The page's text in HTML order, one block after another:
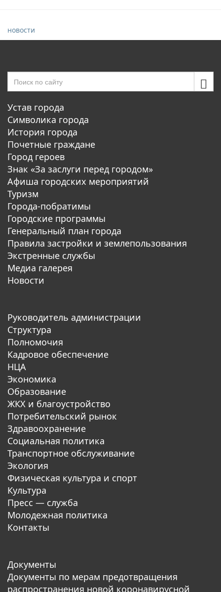
новости
Устав города
Символика города
История города
Почетные граждане
Город героев
Знак «За заслуги перед городом»
Афиша городских мероприятий
Туризм
Города-побратимы
Городские программы
Генеральный план города
Правила застройки и землепользования
Экстренные службы
Медиа галерея
Новости
Руководитель администрации
Структура
Полномочия
Кадровое обеспечение
НЦА
Экономика
Образование
ЖКХ и благоустройство
Потребительский рынок
Здравоохранение
Социальная политика
Транспортное обслуживание
Экология
Физическая культура и спорт
Культура
Пресс — служба
Молодежная политика
Контакты
Документы
Документы по мерам предотвращения
распространения новой коронавирусной